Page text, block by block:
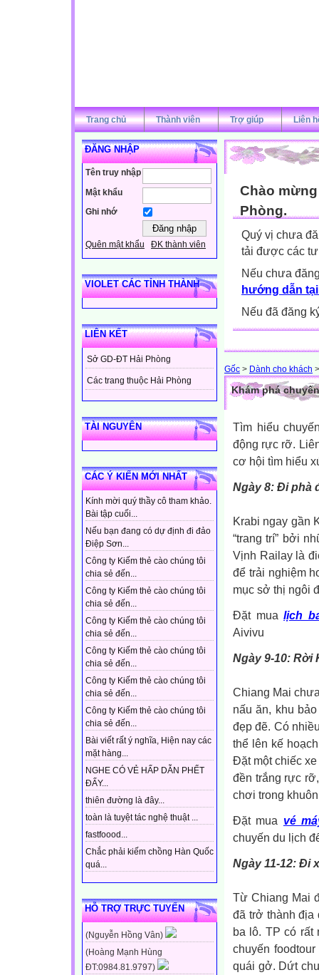
Trang chủ Thành viên Trợ giúp Liên
ĐĂNG NHẬP
Tên truy nhập
Mật khẩu
Ghi nhớ
Quên mật khẩu ĐK thành viên
VIOLET CÁC TỈNH THÀNH
LIÊN KẾT
Sở GD-ĐT Hải Phòng
Các trang thuộc Hải Phòng
TÀI NGUYÊN
CÁC Ý KIẾN MỚI NHẤT
Kính mời quý thầy cô tham khảo.
Bài tập cuối...
Nếu bạn đang có dự định đi đảo
Điệp Sơn...
Công ty Kiếm thẻ cào chúng tôi
chia sẻ đến...
Công ty Kiếm thẻ cào chúng tôi
chia sẻ đến...
Công ty Kiếm thẻ cào chúng tôi
chia sẻ đến...
Công ty Kiếm thẻ cào chúng tôi
chia sẻ đến...
Công ty Kiếm thẻ cào chúng tôi
chia sẻ đến...
Công ty Kiếm thẻ cào chúng tôi
chia sẻ đến...
Bài viết rất ý nghĩa, Hiện nay các
mặt hàng...
NGHE CÓ VẺ HẤP DẪN PHẾT
ĐẤY...
thiên đường là đây...
toàn là tuyệt tác nghệ thuật ...
fastfoood...
Chắc phải kiếm chồng Hàn Quốc
quá...
HỖ TRỢ TRỰC TUYẾN
(Nguyễn Hồng Vân)
(Hoàng Mạnh Hùng
ĐT:0984.81.9797)
Chào
Phòng.
Quý vị chưa
tải được các
Nếu chưa
hướng dẫn
Nếu đã đăng
Gốc > Dành cho khách >
Khám phá
Tìm hiểu
động rực rỡ.
cơ hội tìm hiểu
Ngày 8: Đi phà
Krabi ngay gần
“trang trí” bởi
Vịnh Railay là
để trải nghiệm
mục sở thị ngôi
Đặt mualịch
Aivivu
Ngày 9-10: Rời
Chiang Mai
nấu ăn, khu
đẹp đẽ. Có
thể lên kế
Đặt một chiếc
đền trắng rực
chơi trong
Đặt mua vé
chuyến du lịch
Ngày 11-12: Đi
Từ Chiang Mai
đã trở thành địa
ba lô. TP có rất
chuyến
quái gở. Dứt